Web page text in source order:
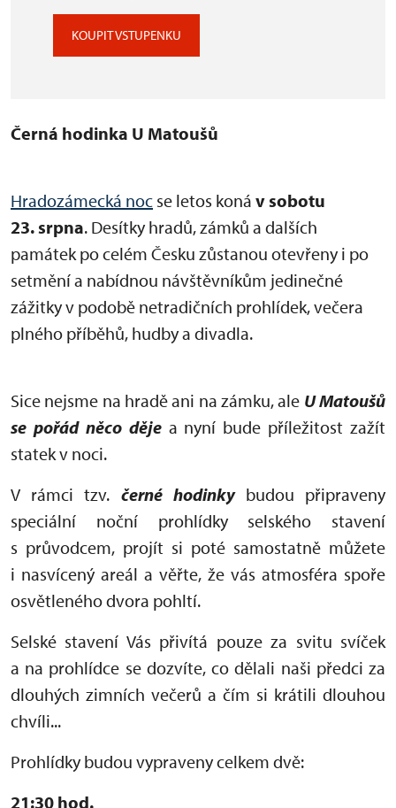
KOUPIT VSTUPENKU
Černá hodinka U Matoušů
Hradozámecká noc se letos koná v sobotu
23. srpna. Desítky hradů, zámků a dalších
památek po celém Česku zůstanou otevřeny i po
setmění a nabídnou návštěvníkům jedinečné
zážitky v podobě netradičních prohlídek, večera
plného příběhů, hudby a divadla.
Sice nejsme na hradě ani na zámku, ale U Matoušů
se pořád něco dějea nyní bude příležitost zažít
statek v noci.
V rámci tzv. černé hodinkybudou připraveny
speciální noční prohlídky selského stavení
s průvodcem, projít si poté samostatně můžete
i nasvícený areál a věřte, že vás atmosféra spoře
osvětleného dvora pohltí.
Selské stavení Vás přivítá pouze za svitu svíček
a na prohlídce se dozvíte, co dělali naši předci za
dlouhých zimních večerů a čím si krátili dlouhou
chvíli...
Prohlídky budou vypraveny celkem dvě:
21:30 hod.